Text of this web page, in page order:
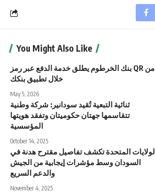
You Might Also Like
بنك الخرطوم يطلق خدمة الدفع عبر رمز QR من
خلال تطبيق بنكك
May 5, 2026
ثنائية التبعية تُقيد سودانير: شركة وطنية
تتقاسمها جهتان حكوميتان وتفقد هويتها
المؤسسية
October 14, 2025
الولايات المتحدة تكشف تفاصيل مقترح هدنة في
السودان وسط مؤشرات إيجابية من الجيش
والدعم السريع
November 4, 2025